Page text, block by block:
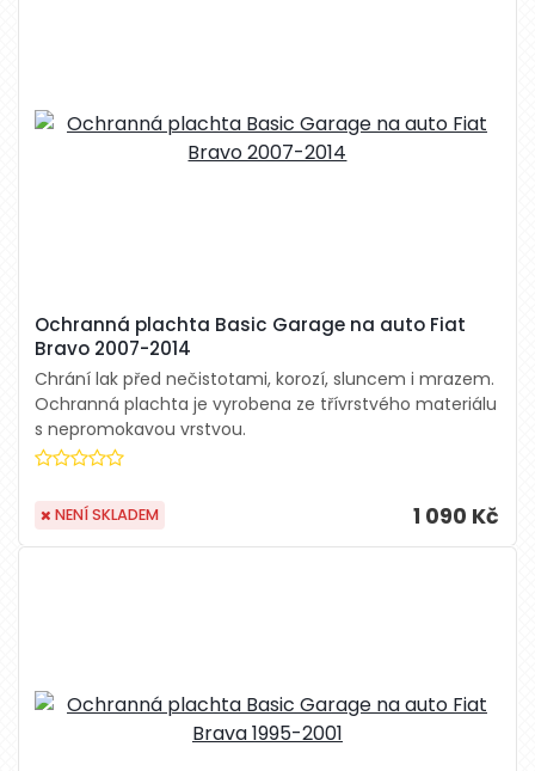
Ochranná plachta Basic Garage na auto Fiat
Bravo 2007-2014
Chrání lak před nečistotami, korozí, sluncem i mrazem.
Ochranná plachta je vyrobena ze třívrstvého materiálu
s nepromokavou vrstvou.
1 090 Kč
NENÍ SKLADEM